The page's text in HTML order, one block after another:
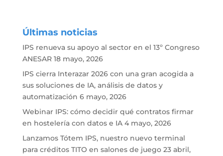
Últimas noticias
IPS renueva su apoyo al sector en el 13º Congreso
ANESAR 18 mayo, 2026
IPS cierra Interazar 2026 con una gran acogida a
sus soluciones de IA, análisis de datos y
automatización 6 mayo, 2026
Webinar IPS: cómo decidir qué contratos firmar
en hostelería con datos e IA 4 mayo, 2026
Lanzamos Tótem IPS, nuestro nuevo terminal
para créditos TITO en salones de juego 23 abril,